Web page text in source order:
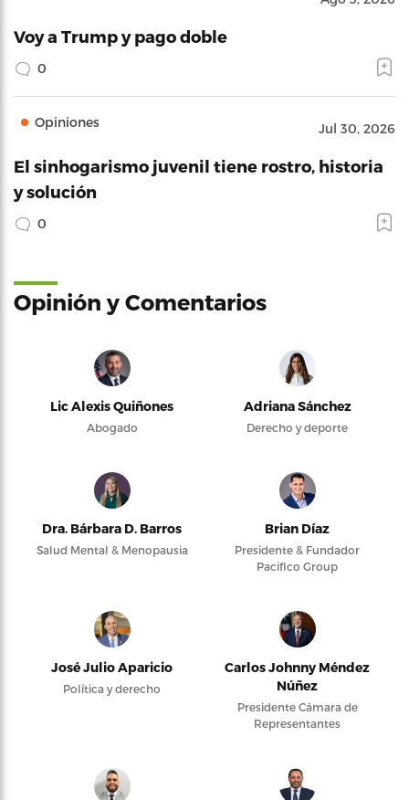
Voy a Trump y pago doble
0
Opiniones Jul 30, 2026
El sinhogarismo juvenil tiene rostro, historia
y solución
0
Opinión y Comentarios
Lic Alexis Quiñones
Abogado
Adriana Sánchez
Derecho y deporte
Dra. Bárbara D. Barros
Salud Mental & Menopausia
Brian Díaz
Presidente & Fundador
Pacifico Group
José Julio Aparicio
Política y derecho
Carlos Johnny Méndez
Núñez
Presidente Cámara de
Representantes